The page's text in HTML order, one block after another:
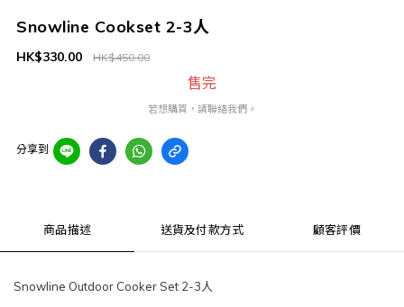
Snowline Cookset 2-3人
HK$450.00
HK$330.00
售完
若想購買，請聯絡我們。
分享到
商品描述 送貨及付款方式 顧客評價
Snowline Outdoor Cooker Set 2-3人